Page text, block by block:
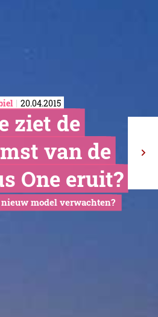
20.04.2015